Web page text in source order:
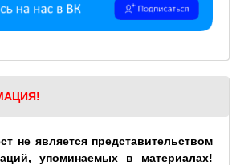
не является представительством
упоминаемых в материалах!